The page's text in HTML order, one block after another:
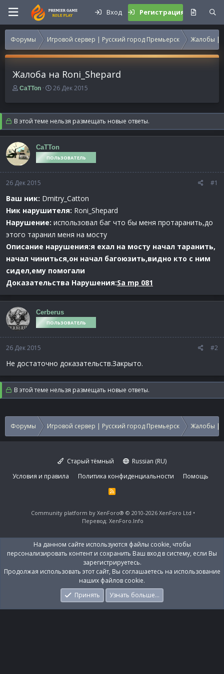
Вход Регистрация
Форумы Игровой сервер | Русский город Премьерск Жалобы |
Жалоба на Roni_Shepard
А
т
о
р
т
е
м
ы
CaTTon
Д
т
а
н
а
а
л
26 Дек 2015
В этой теме нельзя размещать новые ответы.
CaTTon
ПОЛЬЗОВАТЕЛЬ
26 Дек 2015 #1
Ваш ник: Dmitry_Catton
Ник нарушителя: Roni_Shepard
Нарушение: использовал баг что бы меня протаранить,до
этого таранил меня на мосту
Описание нарушения:я ехал на мосту начал таранить,
начал чиниться,он начал багоюзить,видно кто с ним
сидел,ему помогали
Доказательства Нарушения:Sa mp 081
Cerberus
ПОЛЬЗОВАТЕЛЬ
26 Дек 2015 #2
Не достаточно доказательств.Закрыто.
В этой теме нельзя размещать новые ответы.
Форумы Игровой сервер | Русский город Премьерск Жалобы |
Старый тёмный
Russian (RU)
Условия и правила
Политика конфиденциальности Помощь
R
S
Community platform by XenForo® © 2010-2026 XenForo Ltd
Перевод: XenForo.Info
На данном сайте используются файлы cookie, чтобы
персонализировать контент и сохранить Ваш вход в систему, если Вы
зарегистрируетесь.
Продолжая использовать этот сайт, Вы соглашаетесь на использование
наших файлов cookie.
Принять
Узнать больше…